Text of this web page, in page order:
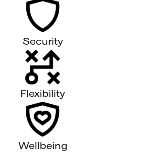
Security
Flexibility
Wellbeing